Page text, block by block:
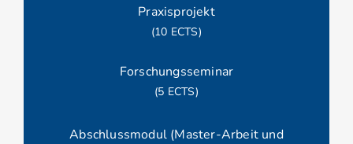
Praxisprojekt
(10 ECTS)
Forschungsseminar
(5 ECTS)
Abschlussmodul (Master-Arbeit und